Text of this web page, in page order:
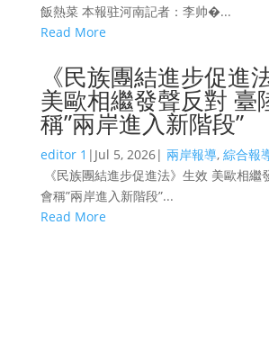
飯熱菜 本報驻河南記者：李帅�...
Read More
《民族團結進步促進
美歐相繼發聲反對 臺
稱”兩岸進入新階段”
editor 1 | Jul 5, 2026| 兩岸報導, 綜合報
《民族團結進步促進法》生效 美歐相繼
會稱”兩岸進入新階段”...
Read More